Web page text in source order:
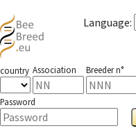
Language:
country Association Breeder n°
Password